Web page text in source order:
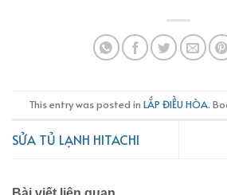
This entry was posted in LẮP ĐIỀU HÒA.
SỬA TỦ LẠNH HITACHI